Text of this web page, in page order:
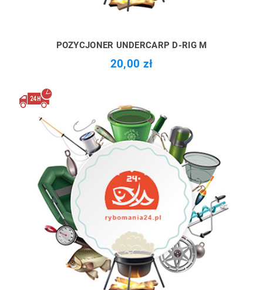
POZYCJONER UNDERCARP D-RIG M
20,00 zł